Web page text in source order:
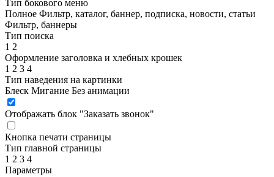
Тип бокового меню
Полное Фильтр, каталог, баннер, подписка, новости, статьи
Фильтр, баннеры
Тип поиска
1 2
Оформление заголовка и хлебных крошек
1 2 3 4
Тип наведения на картинки
Блеск Мигание Без анимации
Отображать блок "Заказать звонок"
Кнопка печати страницы
Тип главной страницы
1 2 3 4
Параметры